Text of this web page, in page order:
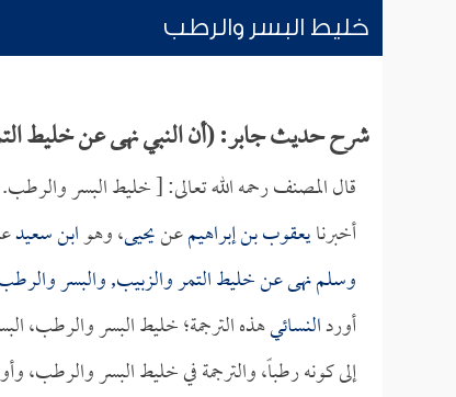
خليط البسر والرطب
شرح حديث جابر: (أن النبي نهى عن خليط
قال المصنف رحمه الله تعالى: [ خليط البسر والرطب.
أخبرنايعقوب بن إبراهيمعنيحيى، وهوابن سعيد
وسلم نهى عن خليط التمر والزبيب, والبسر
أوردالنسائيهذه الترجمة؛ خليط البسر والرطب،
إلى كونه رطباً، والترجمة في خليط البسر والرطب،